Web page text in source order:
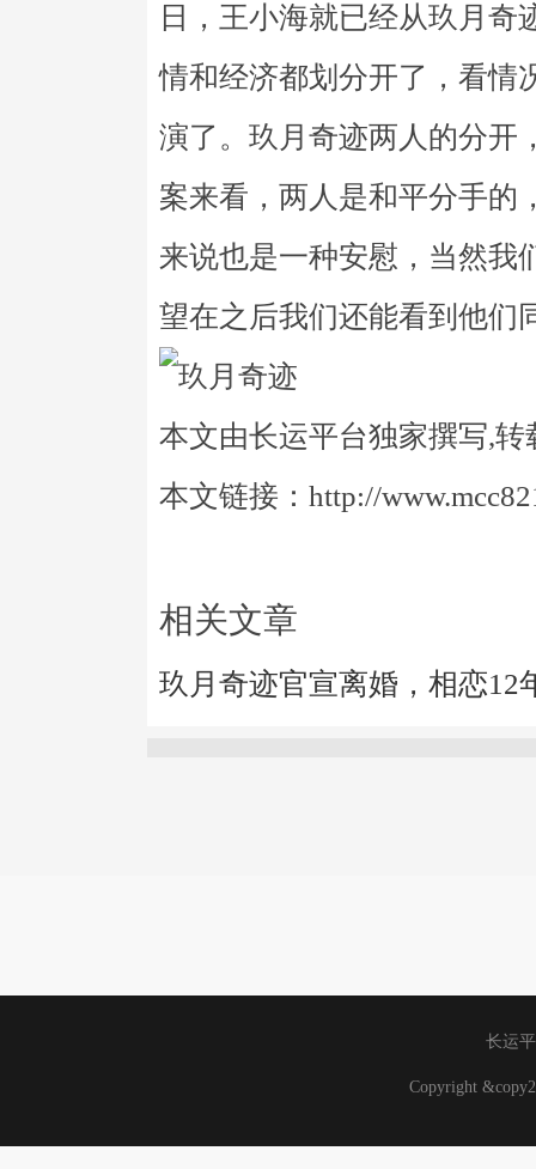
日，王小海就已经从玖月奇
情和经济都划分开了，看情
演了。玖月奇迹两人的分开
案来看，两人是和平分手的
来说也是一种安慰，当然我
望在之后我们还能看到他们
本文由长运平台独家撰写,转
本文链接：http://
相关文章
玖月奇迹官宣离婚，相恋12
长运
Copyright